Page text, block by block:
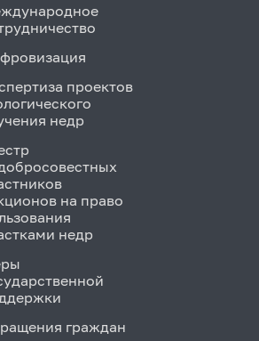
проектов
недр
на право
недр
граждан